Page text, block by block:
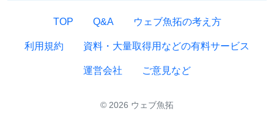
TOP Q&A ウェブ魚拓の考え方
利用規約 資料・大量取得用などの有料サービス
運営会社 ご意見など
© 2026 ウェブ魚拓